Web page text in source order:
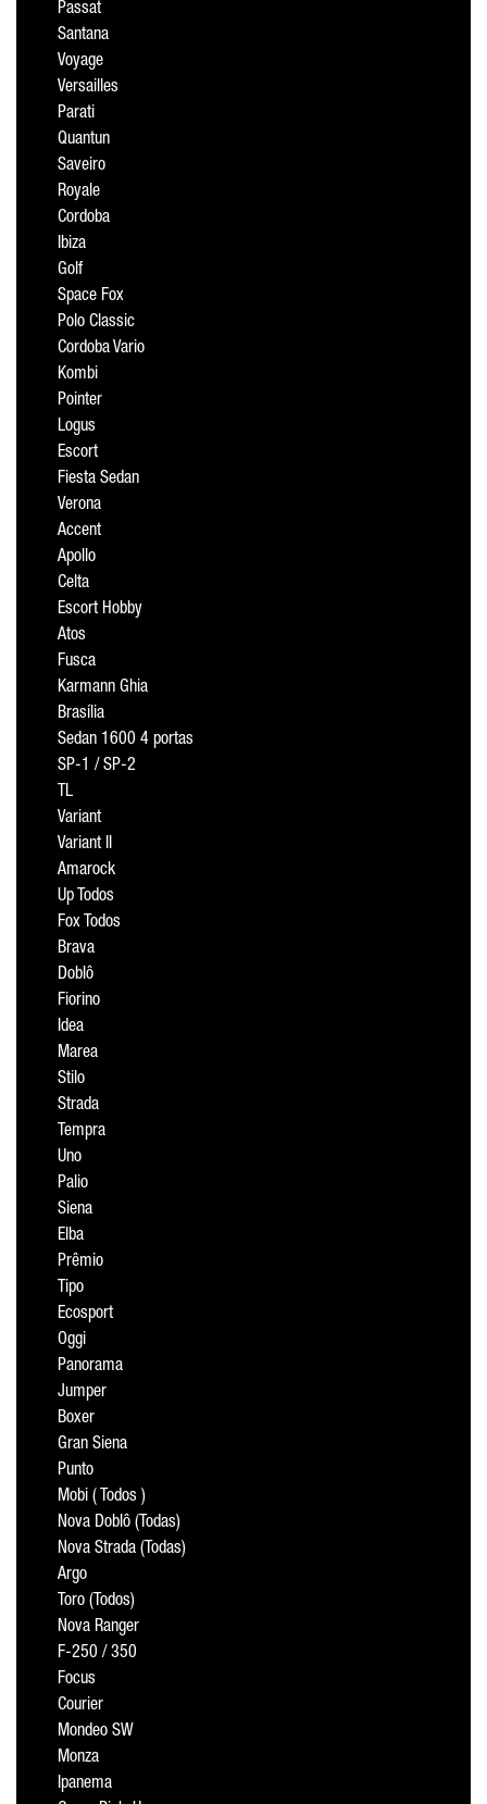
Passat
Santana
Voyage
Versailles
Parati
Quantun
Saveiro
Royale
Cordoba
Ibiza
Golf
Space Fox
Polo Classic
Cordoba Vario
Kombi
Pointer
Logus
Escort
Fiesta Sedan
Verona
Accent
Apollo
Celta
Escort Hobby
Atos
Fusca
Karmann Ghia
Brasília
Sedan 1600 4 portas
SP-1 / SP-2
TL
Variant
Variant II
Amarock
Up Todos
Fox Todos
Brava
Doblô
Fiorino
Idea
Marea
Stilo
Strada
Tempra
Uno
Palio
Siena
Elba
Prêmio
Tipo
Ecosport
Oggi
Panorama
Jumper
Boxer
Gran Siena
Punto
Mobi ( Todos )
Nova Doblô (Todas)
Nova Strada (Todas)
Argo
Toro (Todos)
Nova Ranger
F-250 / 350
Focus
Courier
Mondeo SW
Monza
Ipanema